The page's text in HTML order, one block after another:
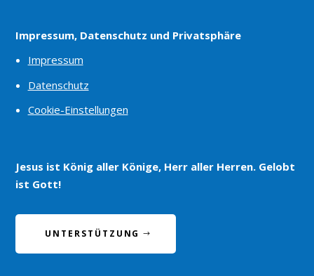
Impressum, Datenschutz und Privatsphäre
Impressum
Datenschutz
Cookie-Einstellungen
Jesus ist König aller Könige, Herr aller Herren. Gelobt
ist Gott!
UNTERSTÜTZUNG